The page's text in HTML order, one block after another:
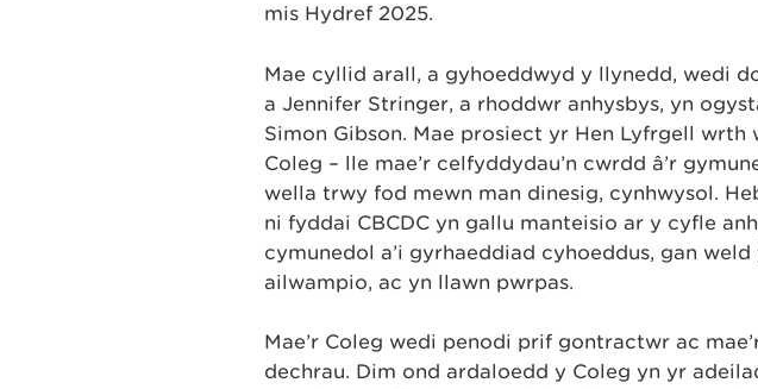
mis Hydref 2025.
Mae cyllid arall, a gyhoeddwyd y llynedd, wedi
a Jennifer Stringer, a rhoddwr anhysbys, yn
Simon Gibson. Mae prosiect yr Hen Lyfrgell
Coleg – lle mae’r celfyddydau’n cwrdd â’r
wella trwy fod mewn man dinesig, cynhwysol.
ni fyddai CBCDC yn gallu manteisio ar y cyfle
cymunedol a’i gyrhaeddiad cyhoeddus, gan
ailwampio, ac yn llawn pwrpas.
Mae’r Coleg wedi penodi prif gontractwr ac
dechrau. Dim ond ardaloedd y Coleg yn yr